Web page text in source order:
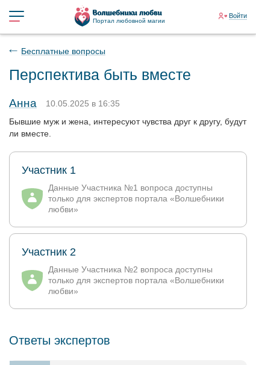
Портал любовной магии
Войти
Бесплатные вопросы
Перспектива быть вместе
Анна
10.05.2025 в 16:35
Бывшие муж и жена, интересуют чувства друг к другу, будут
ли вместе.
Участник 1
Данные Участника №1 вопроса доступны
только для экспертов портала «Волшебники
любви»
Участник 2
Данные Участника №2 вопроса доступны
только для экспертов портала «Волшебники
любви»
Ответы экспертов